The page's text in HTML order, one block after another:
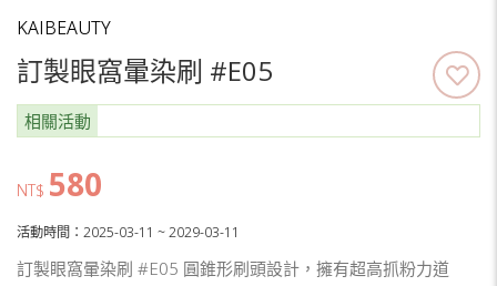
KAIBEAUTY
訂製眼窩暈染刷 #E05
相關活動
NT$ 580
活動時間：2025-03-11 ~ 2029-03-11
訂製眼窩暈染刷 #E05 圓錐形刷頭設計，擁有超高抓粉力道